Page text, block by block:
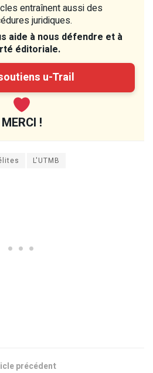
entraînent aussi des
juridiques.
aide à nous défendre et à
éditoriale.
u-Trail
MERCI !
L'UTMB
précédent